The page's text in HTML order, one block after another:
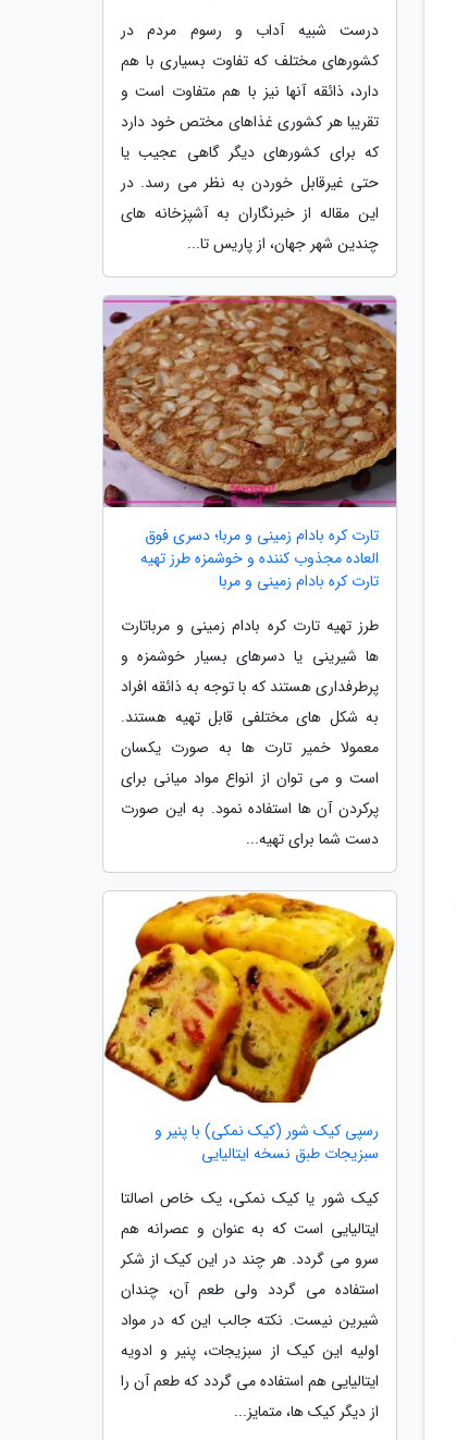
درست شبیه آداب و رسوم مردم در
کشورهای مختلف که تفاوت بسیاری با هم
دارد، ذائقه آنها نیز با هم متفاوت است و
تقریبا هر کشوری غذاهای مختص خود دارد
که برای کشورهای دیگر گاهی عجیب یا
حتی غیرقابل خوردن به نظر می رسد. در
این مقاله از خبرنگاران به آشپزخانه های
چندین شهر جهان، از پاریس تا...
تارت کره بادام زمینی و مربا؛ دسری فوق
العاده مجذوب کننده و خوشمزه طرز تهیه
تارت کره بادام زمینی و مربا
طرز تهیه تارت کره بادام زمینی و مرباتارت
ها شیرینی یا دسرهای بسیار خوشمزه و
پرطرفداری هستند که با توجه به ذائقه افراد
به شکل های مختلفی قابل تهیه هستند.
معمولا خمیر تارت ها به صورت یکسان
است و می توان از انواع مواد میانی برای
پرکردن آن ها استفاده نمود. به این صورت
دست شما برای تهیه...
رسپی کیک شور (کیک نمکی) با پنیر و
سبزیجات طبق نسخه ایتالیایی
کیک شور یا کیک نمکی، یک خاص اصالتا
ایتالیایی است که به عنوان و عصرانه هم
سرو می گردد. هر چند در این کیک از شکر
استفاده می گردد ولی طعم آن، چندان
شیرین نیست. نکته جالب این که در مواد
اولیه این کیک از سبزیجات، پنیر و ادویه
ایتالیایی هم استفاده می گردد که طعم آن را
از دیگر کیک ها، متمایز...